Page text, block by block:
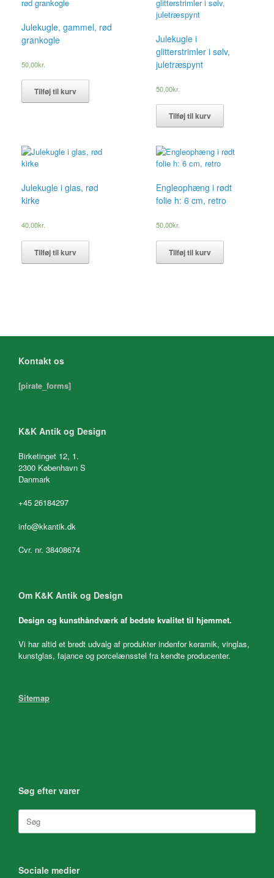
Julekugle, gammel, rød
grankogle
50,00kr.
Tilføj til kurv
Julekugle i
glitterstrimler i sølv,
juletræspynt
50,00kr.
Tilføj til kurv
Julekugle i glas, rød
kirke
40,00kr.
Tilføj til kurv
Engleophæng i rødt
folie h: 6 cm, retro
50,00kr.
Tilføj til kurv
Kontakt os
[pirate_forms]
K&K Antik og Design
Birketinget 12, 1.
2300 København S
Danmark
+45 26184297
info@kkantik.dk
Cvr. nr. 38408674
Om K&K Antik og Design
Design og kunsthåndværk af bedste kvalitet til hjemmet.
Vi har altid et bredt udvalg af produkter indenfor keramik, vinglas,
kunstglas, fajance og porcelænsstel fra kendte producenter.
Sitemap
Søg efter varer
Søg
efter:
Sociale medier